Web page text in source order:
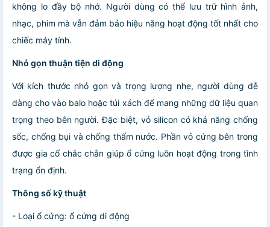
không lo đầy bộ nhớ. Người dùng có thể lưu trữ hình ảnh,
nhạc, phim mà vẫn đảm bảo hiệu năng hoạt động tốt nhất cho
chiếc máy tính.
Nhỏ gọn thuận tiện di động
Với kích thước nhỏ gọn và trọng lượng nhẹ, người dùng dễ
dàng cho vào balo hoặc túi xách để mang những dữ liệu quan
trọng theo bên người. Đặc biệt, vỏ silicon có khả năng chống
sốc, chống bụi và chống thấm nước. Phần vỏ cứng bên trong
được gia cố chắc chắn giúp ổ cứng luôn hoạt động trong tình
trạng ổn định.
Thông số kỹ thuật
- Loại ổ cứng: ổ cứng di động